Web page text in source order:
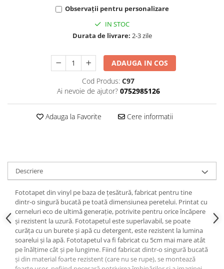
Observații pentru personalizare
IN STOC
Durata de livrare: 2-3 zile
ADAUGA IN COS
Cod Produs: C97
Ai nevoie de ajutor? 0752985126
Adauga la Favorite Cere informatii
Descriere
Fototapet din vinyl pe baza de țesătură, fabricat pentru tine
dintr-o singură bucată pe toată dimensiunea peretelui. Printat cu
cerneluri eco de ultimă generație, potrivite pentru orice încăpere
și rezistent la uzură. Fototapetul este superlavabil, se poate
curăța cu un burete și apă cu detergent, este rezistent la lumina
soarelui și la apă. Fototapetul va fi fabricat cu 5cm mai mare atât
pe înălțime cât și pe lungime. Fiind fabricat dintr-o singură bucată
și din material foarte rezistent (care nu se rupe), se montează